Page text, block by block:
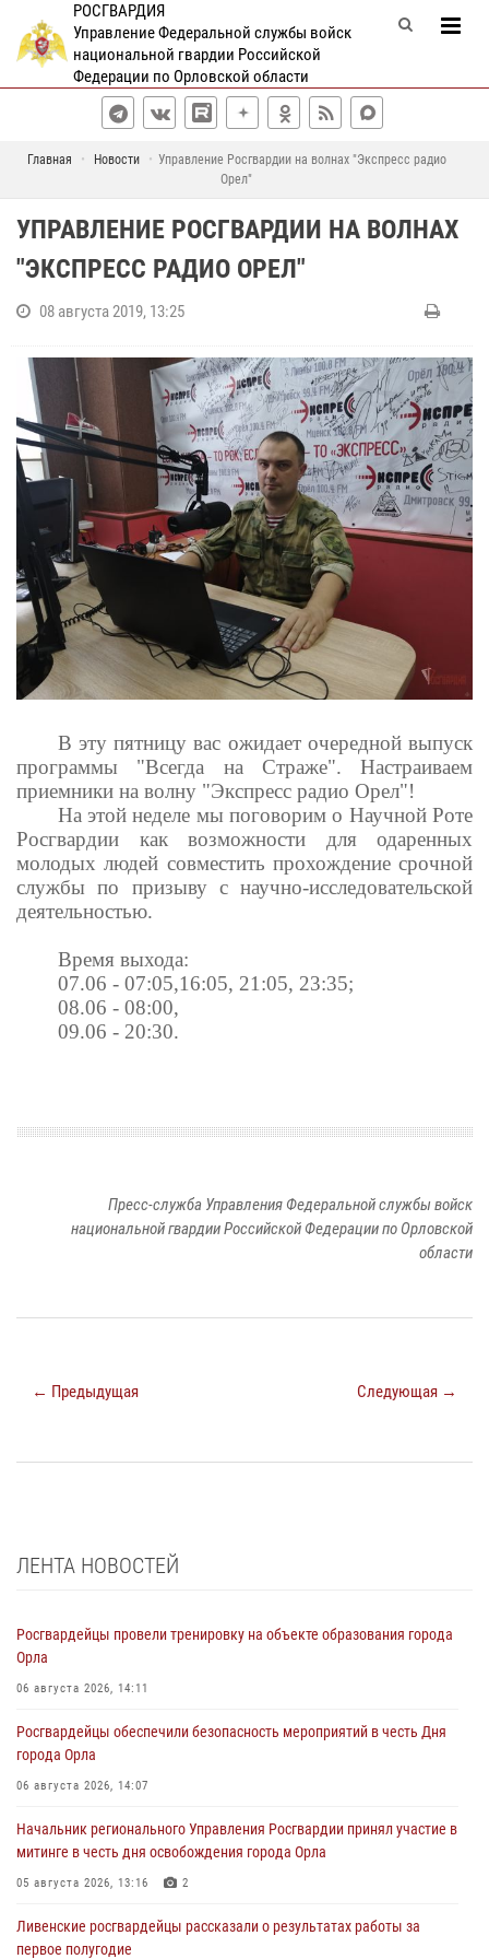
РОСГВАРДИЯ
Управление Федеральной службы войск
национальной гвардии Российской
Федерации по Орловской области
Главная Новости
Управление Росгвардии на волнах "Экспресс радио
Орел"
УПРАВЛЕНИЕ РОСГВАРДИИ НА ВОЛНАХ
"ЭКСПРЕСС РАДИО ОРЕЛ"
08 августа 2019, 13:25
В эту пятницу вас ожидает очередной выпуск
программы "Всегда на Страже". Настраиваем
приемники на волну "Экспресс радио Орел"!
На этой неделе мы поговорим о Научной Роте
Росгвардии как возможности для одаренных
молодых людей совместить прохождение срочной
службы по призыву с научно-исследовательской
деятельностью.
Время выхода:
07.06 - 07:05,16:05, 21:05, 23:35;
08.06 - 08:00,
09.06 - 20:30.
Пресс-служба Управления Федеральной службы войск
национальной гвардии Российской Федерации по Орловской
области
← Предыдущая Следующая →
ЛЕНТА НОВОСТЕЙ
Росгвардейцы провели тренировку на объекте образования города
Орла
06 августа 2026, 14:11
Росгвардейцы обеспечили безопасность мероприятий в честь Дня
города Орла
06 августа 2026, 14:07
Начальник регионального Управления Росгвардии принял участие в
митинге в честь дня освобождения города Орла
05 августа 2026, 13:16 2
Ливенские росгвардейцы рассказали о результатах работы за
первое полугодие